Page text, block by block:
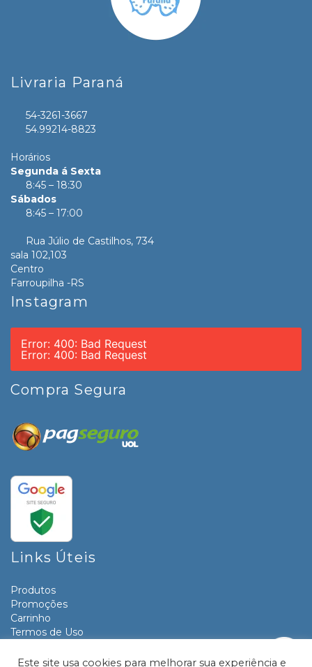
Livraria Paraná
54-3261-3667
54.99214-8823
Horários
Segunda á Sexta
8:45 – 18:30
Sábados
8:45 – 17:00
Rua Júlio de Castilhos, 734
sala 102,103
Centro
Farroupilha -RS
Instagram
Error: 400: Bad Request
Error: 400: Bad Request
Compra Segura
Links Úteis
Produtos
Promoções
Carrinho
Termos de Uso
Contato
Este site usa cookies para melhorar sua experiência e